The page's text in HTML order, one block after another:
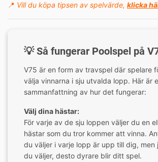
📍 Vill du köpa tipsen av spelvärde, klicka
💡 Så fungerar Poolspel på
V75 är en form av travspel där spelare
välja vinnarna i sju utvalda lopp. Här är
sammanfattning av hur det fungerar:
Välj dina hästar:
För varje av de sju loppen väljer du en
hästar som du tror kommer att vinna.
du väljer i varje lopp är upp till dig, men
du väljer, desto dyrare blir ditt spel.